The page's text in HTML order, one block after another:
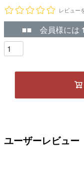
レビュー
■■ 会員様には
ユーザーレビュー